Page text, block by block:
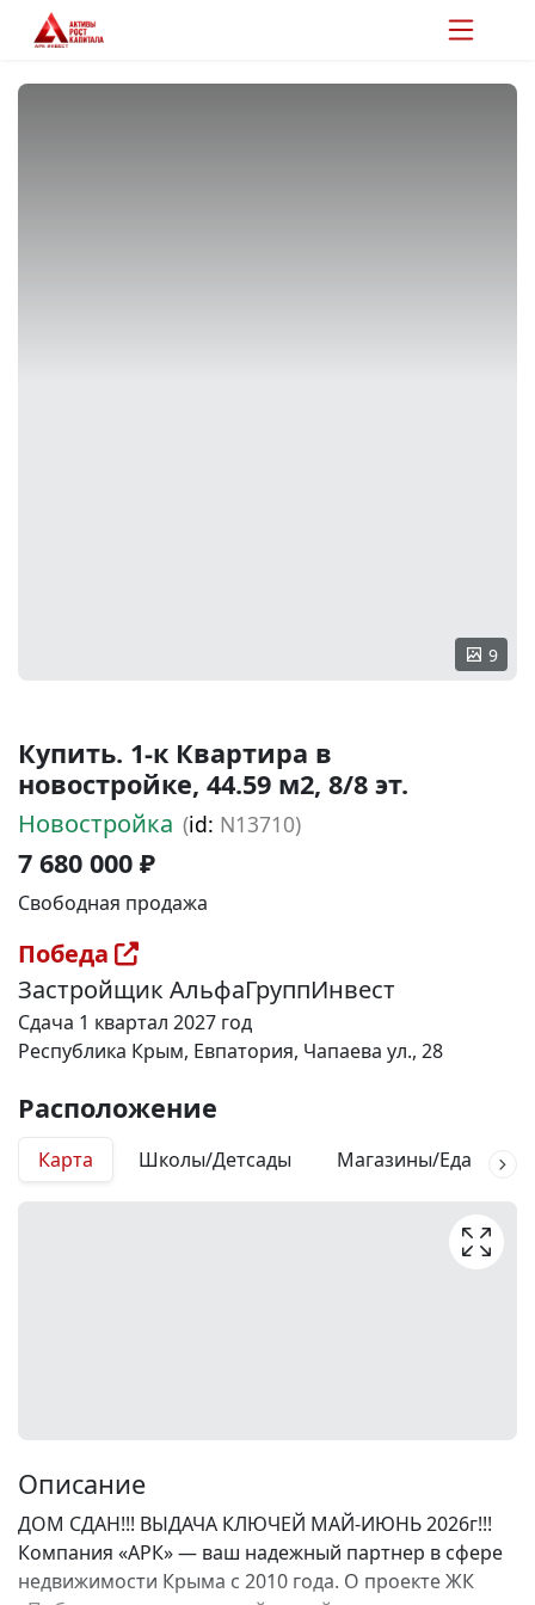
9
Купить. 1-к Квартира в
новостройке, 44.59 м2, 8/8 эт.
Новостройка (id: N13710)
7 680 000 ₽
Свободная продажа
Победа
Застройщик АльфаГруппИнвест
Сдача 1 квартал 2027 год
Республика Крым, Евпатория, Чапаева ул., 28
Расположение
Карта Школы/Детсады Магазины/Еда
Описание
ДОМ СДАН!!! ВЫДАЧА КЛЮЧЕЙ МАЙ-ИЮНЬ 2026г!!!
Компания «АРК» — ваш надежный партнер в сфере
недвижимости Крыма с 2010 года. О проекте ЖК